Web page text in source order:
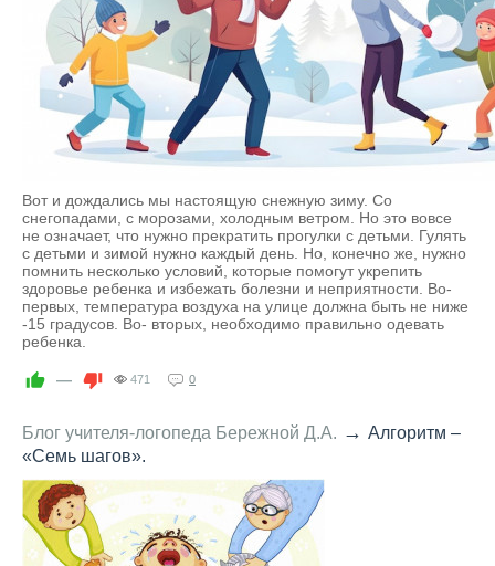
Вот и дождались мы настоящую снежную зиму. Со
снегопадами, с морозами, холодным ветром. Но это вовсе
не означает, что нужно прекратить прогулки с детьми. Гулять
с детьми и зимой нужно каждый день. Но, конечно же, нужно
помнить несколько условий, которые помогут укрепить
здоровье ребенка и избежать болезни и неприятности. Во-
первых, температура воздуха на улице должна быть не ниже
-15 градусов. Во- вторых, необходимо правильно одевать
ребенка.
— 471 0
Блог учителя-логопеда Бережной Д.А. → Алгоритм –
«Семь шагов».